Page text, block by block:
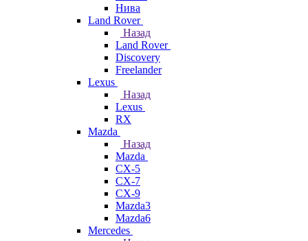
Нива
Land Rover
Назад
Land Rover
Discovery
Freelander
Lexus
Назад
Lexus
RX
Mazda
Назад
Mazda
CX-5
CX-7
CX-9
Mazda3
Mazda6
Mercedes